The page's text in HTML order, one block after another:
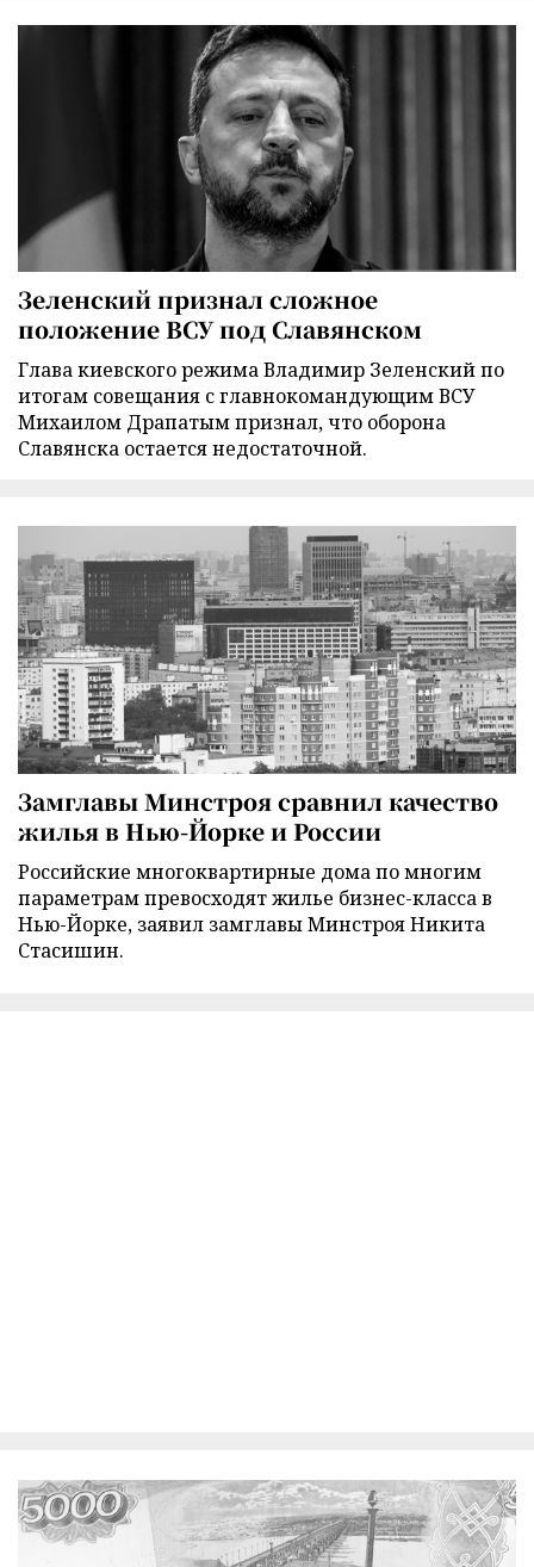
Зеленский признал сложное
положение ВСУ под Славянском
Глава киевского режима Владимир Зеленский по
итогам совещания с главнокомандующим ВСУ
Михаилом Драпатым признал, что оборона
Славянска остается недостаточной.
Замглавы Минстроя сравнил качество
жилья в Нью-Йорке и России
Российские многоквартирные дома по многим
параметрам превосходят жилье бизнес-класса в
Нью-Йорке, заявил замглавы Минстроя Никита
Стасишин.